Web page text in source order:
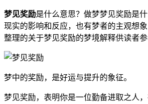
梦见奖励是什么意思？做梦梦见奖励是
现实的影响和反应，也有梦者的主观想
整理的关于梦见奖励的梦境解释供读者参
梦中的奖励，是好运与提升的象征。
梦见奖励，表明你是一位勤备进取之人